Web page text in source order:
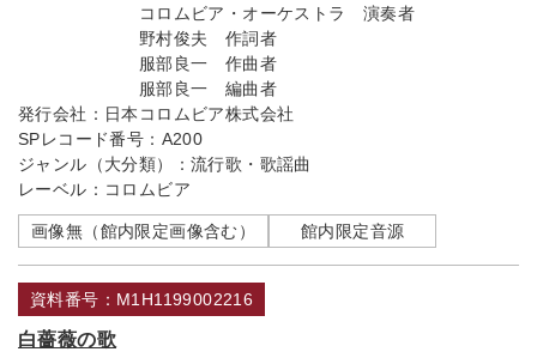
コロムビア・オーケストラ 演奏者
野村俊夫 作詞者
服部良一 作曲者
服部良一 編曲者
発行会社： 日本コロムビア株式会社
SPレコード番号： A200
ジャンル（大分類）： 流行歌・歌謡曲
レーベル： コロムビア
画像無（館内限定画像含む） 館内限定音源
資料番号：M1H1199002216
白薔薇の歌